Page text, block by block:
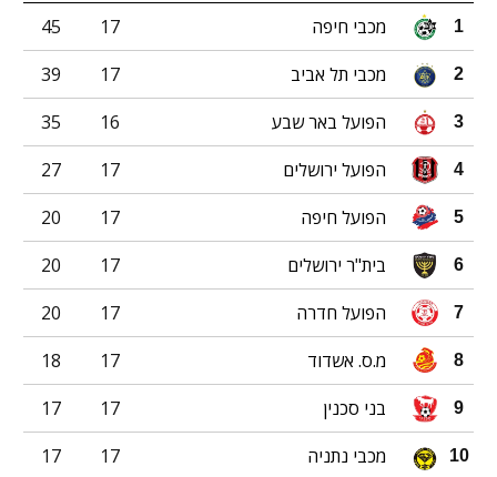
1 מכבי חיפה 17
45
2 מכבי תל אביב 17
39
3 הפועל באר שבע 16
35
4 הפועל ירושלים 17
27
5 הפועל חיפה 17
20
6 בית"ר ירושלים 17
20
7 הפועל חדרה 17
20
8 מ.ס. אשדוד 17
18
9 בני סכנין 17
17
10 מכבי נתניה 17
17